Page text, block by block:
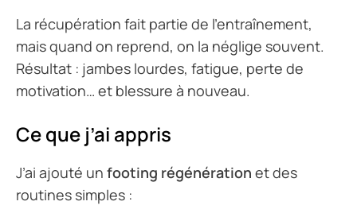
La récupération fait partie de l’entraînement,
mais quand on reprend, on la néglige souvent.
Résultat : jambes lourdes, fatigue, perte de
motivation… et blessure à nouveau.
Ce que j’ai appris
J’ai ajouté un footing régénération et des
routines simples :